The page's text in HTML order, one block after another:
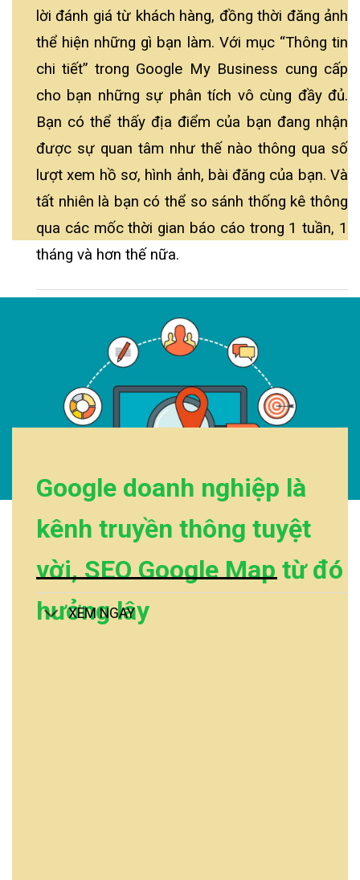
lời đánh giá từ khách hàng, đồng thời đăng ảnh
thể hiện những gì bạn làm. Với mục “Thông tin
chi tiết” trong Google My Business cung cấp
cho bạn những sự phân tích vô cùng đầy đủ.
Bạn có thể thấy địa điểm của bạn đang nhận
được sự quan tâm như thế nào thông qua số
lượt xem hồ sơ, hình ảnh, bài đăng của bạn. Và
tất nhiên là bạn có thể so sánh thống kê thông
qua các mốc thời gian báo cáo trong 1 tuần, 1
tháng và hơn thế nữa.
Google doanh nghiệp là
kênh truyền thông tuyệt
vời, SEO Google Map từ đó
hưởng lây
XEM NGAY